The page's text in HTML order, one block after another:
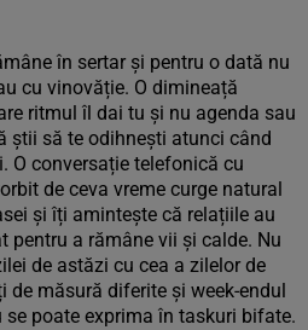
în sertar și pentru o dată nu
cu vinovăție. O dimineață
ritmul îl dai tu și nu agenda sau
știi să te odihnești atunci când
O conversație telefonică cu
de ceva vreme curge natural
și îți amintește că relațiile au
pentru a rămâne vii și calde. Nu
de astăzi cu cea a zilelor de
de măsură diferite și week-endul
poate exprima în taskuri bifate.